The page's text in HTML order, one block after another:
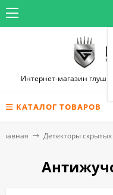
Интернет-магазин
КАТАЛОГ ТОВАРОВ
Главная Детекторы